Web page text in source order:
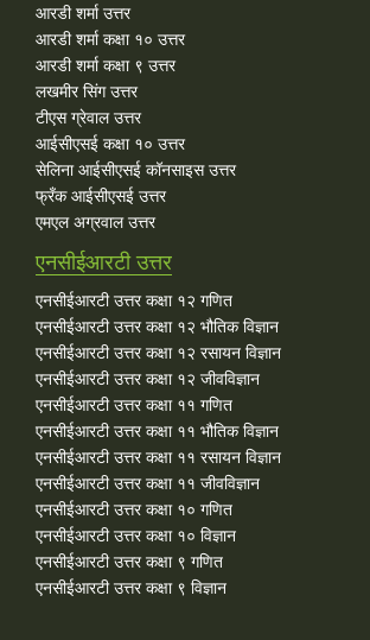
आरडी शर्मा उत्तर
आरडी शर्मा कक्षा १० उत्तर
आरडी शर्मा कक्षा ९ उत्तर
लखमीर सिंग उत्तर
टीएस ग्रेवाल उत्तर
आईसीएसई कक्षा १० उत्तर
सेलिना आईसीएसई कॉनसाइस उत्तर
फ्रँक आईसीएसई उत्तर
एमएल अग्रवाल उत्तर
एनसीईआरटी उत्तर
एनसीईआरटी उत्तर कक्षा १२ गणित
एनसीईआरटी उत्तर कक्षा १२ भौतिक विज्ञान
एनसीईआरटी उत्तर कक्षा १२ रसायन विज्ञान
एनसीईआरटी उत्तर कक्षा १२ जीवविज्ञान
एनसीईआरटी उत्तर कक्षा ११ गणित
एनसीईआरटी उत्तर कक्षा ११ भौतिक विज्ञान
एनसीईआरटी उत्तर कक्षा ११ रसायन विज्ञान
एनसीईआरटी उत्तर कक्षा ११ जीवविज्ञान
एनसीईआरटी उत्तर कक्षा १० गणित
एनसीईआरटी उत्तर कक्षा १० विज्ञान
एनसीईआरटी उत्तर कक्षा ९ गणित
एनसीईआरटी उत्तर कक्षा ९ विज्ञान